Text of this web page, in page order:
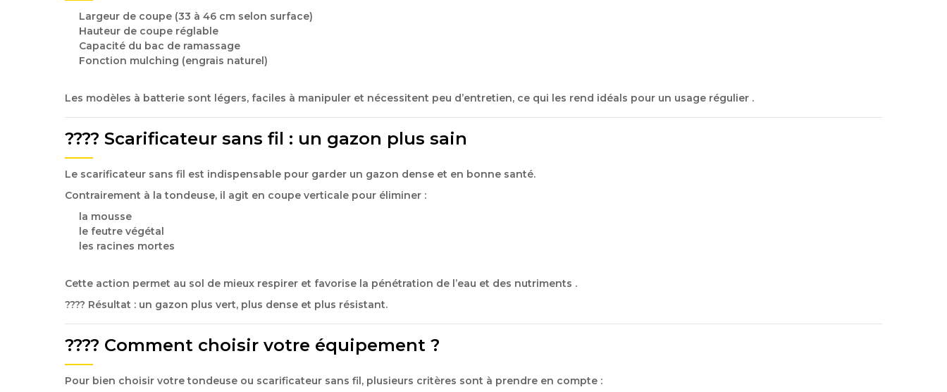
Largeur de coupe (33 à 46 cm selon surface)
Hauteur de coupe réglable
Capacité du bac de ramassage
Fonction mulching (engrais naturel)
Les modèles à batterie sont légers, faciles à manipuler et nécessitent peu d’entretien, ce qui les rend idéals pour un usage régulier .
???? Scarificateur sans fil : un gazon plus sain
Le scarificateur sans fil est indispensable pour garder un gazon dense et en bonne santé.
Contrairement à la tondeuse, il agit en coupe verticale pour éliminer :
la mousse
le feutre végétal
les racines mortes
Cette action permet au sol de mieux respirer et favorise la pénétration de l’eau et des nutriments .
???? Résultat : un gazon plus vert, plus dense et plus résistant.
????️ Comment choisir votre équipement ?
Pour bien choisir votre tondeuse ou scarificateur sans fil, plusieurs critères sont à prendre en compte :